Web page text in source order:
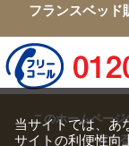
また利用させて
す。
この度はお世話
フランスベッド
このホームペー
有す
当サイトでは、あ
サイトの利便性向